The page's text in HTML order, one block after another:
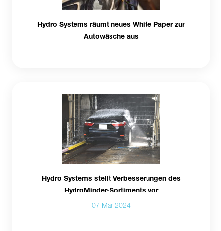
Hydro Systems räumt neues White Paper zur
Autowäsche aus
Hydro Systems stellt Verbesserungen des
HydroMinder-Sortiments vor
07 Mar 2024